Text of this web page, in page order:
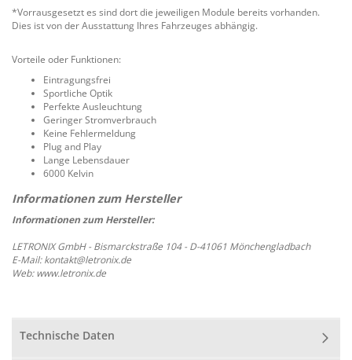
*Vorrausgesetzt es sind dort die jeweiligen Module bereits vorhanden.
Dies ist von der Ausstattung Ihres Fahrzeuges abhängig.
Vorteile oder Funktionen:
Eintragungsfrei
Sportliche Optik
Perfekte Ausleuchtung
Geringer Stromverbrauch
Keine Fehlermeldung
Plug and Play
Lange Lebensdauer
6000 Kelvin
Informationen zum Hersteller:
LETRONIX GmbH - Bismarckstraße 104 - D-41061 Mönchengladbach
E-Mail: kontakt@letronix.de
Web: www.letronix.de
Technische Daten